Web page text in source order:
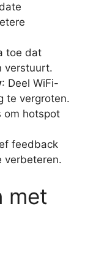
toe dat
verstuurt.
: Deel WiFi-
te vergroten.
om hotspot
feedback
verbeteren.
met